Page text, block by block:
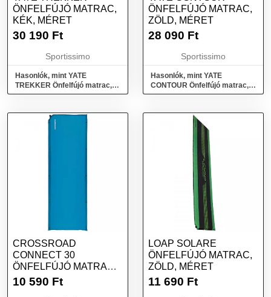
ÖNFELFÚJÓ MATRAC,
KÉK, MÉRET
30 190 Ft
Sportissimo
Hasonlók, mint YATE
TREKKER Önfelfújó matrac,
kék, méret
ÖNFELFÚJÓ MATRAC,
ZÖLD, MÉRET
28 090 Ft
Sportissimo
Hasonlók, mint YATE
CONTOUR Önfelfújó matrac,
zöld, méret
CROSSROAD
CONNECT 30
ÖNFELFÚJÓ MATRAC,
KÉK, MÉRET
10 590 Ft
LOAP SOLARE
ÖNFELFÚJÓ MATRAC,
ZÖLD, MÉRET
11 690 Ft